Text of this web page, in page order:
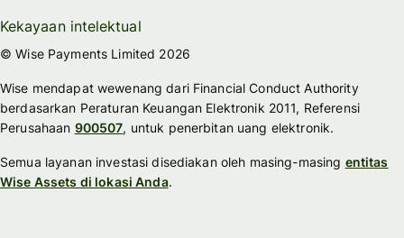
Kekayaan intelektual
© Wise Payments Limited 2026
Wise mendapat wewenang dari Financial Conduct Authority
berdasarkan Peraturan Keuangan Elektronik 2011, Referensi
Perusahaan 900507, untuk penerbitan uang elektronik.
Semua layanan investasi disediakan oleh masing-masing entitas
Wise Assets di lokasi Anda.